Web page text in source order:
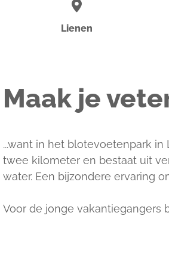
Lienen
Maak je
...want in het blotevoetenpark
twee kilometer en bestaat uit
water. Een bijzondere ervaring
Voor de jonge vakantiegangers